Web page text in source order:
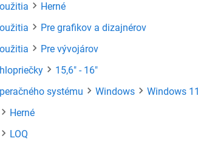
Herné
Pre grafikov a dizajnérov
Pre vývojárov
15,6" - 16"
systému Windows
Windows 11
Herné
LOQ